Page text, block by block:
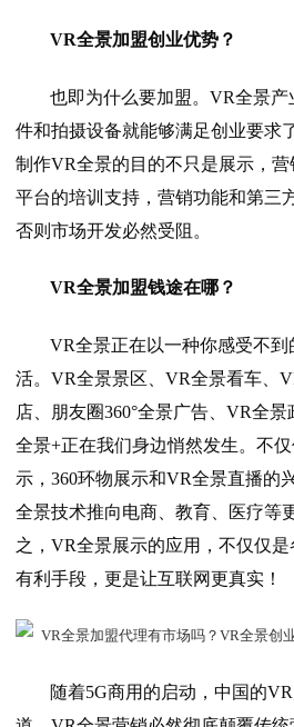
VR全景加盟创业优势？
也即为什么要加盟。VR全景
件和拍摄设备就能够满足创业要求
制作VR全景的目的不只是展示，
平台的培训支持，营销功能和第三
否则市场开发必然受阻。
VR全景加盟钱途在哪？
VR全景正在以一种你感受不
活。VR全景景区、VR全景看车、
店、朋友圈360°全景广告、VR全
全景+正在我们身边悄然发生。不
示，360环物展示和VR全景直播的
全景技术推向电商、教育、医疗等
之，VR全景展示的应用，不仅仅
有利手段，更是让互联网更真实！
随着5G商用的启动，中国的